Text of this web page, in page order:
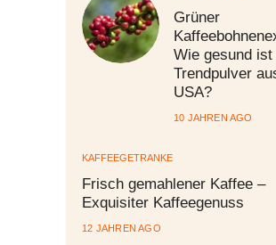
Grüner
Wie gesund ist
Trendpulver
USA?
10 JAHREN AGO
KAFFEEGETRÄNKE
Frisch gemahlener Kaffee –
Exquisiter Kaffeegenuss
12 JAHREN AGO